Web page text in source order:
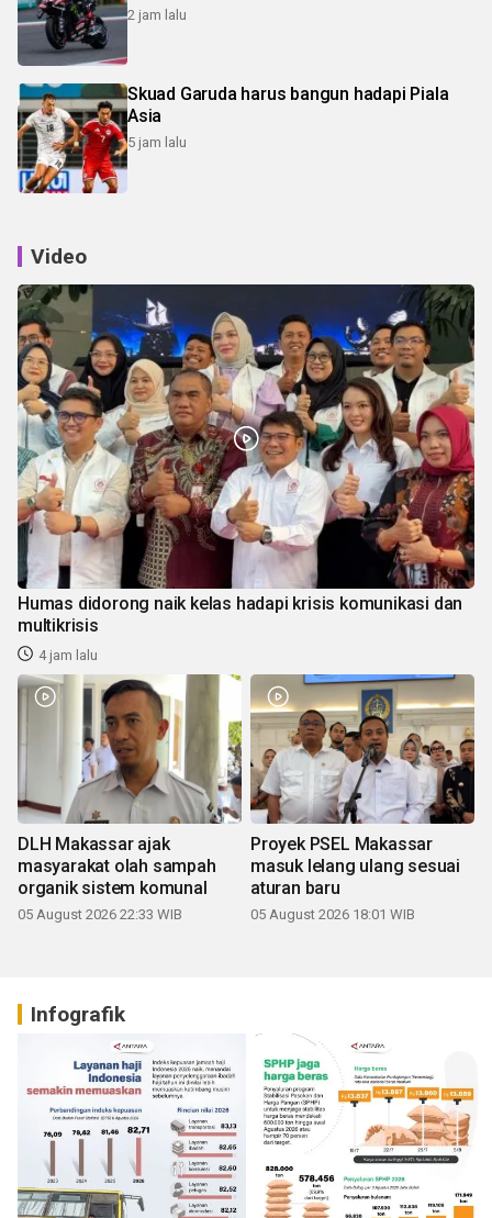
2 jam lalu
Skuad Garuda harus bangun hadapi Piala
Asia
5 jam lalu
Video
Humas didorong naik kelas hadapi krisis komunikasi dan
multikrisis
4 jam lalu
DLH Makassar ajak
masyarakat olah sampah
organik sistem komunal
05 August 2026 22:33 WIB
Proyek PSEL Makassar
masuk lelang ulang sesuai
aturan baru
05 August 2026 18:01 WIB
Infografik